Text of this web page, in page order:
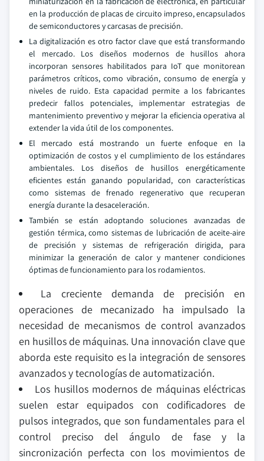
en la producción de placas de circuito impreso, encapsulados
de semiconductores y carcasas de precisión.
La digitalización es otro factor clave que está transformando
el mercado. Los diseños modernos de husillos ahora
incorporan sensores habilitados para IoT que monitorean
parámetros críticos, como vibración, consumo de energía y
niveles de ruido. Esta capacidad permite a los fabricantes
predecir fallos potenciales, implementar estrategias de
mantenimiento preventivo y mejorar la eficiencia operativa al
extender la vida útil de los componentes.
El mercado está mostrando un fuerte enfoque en la
optimización de costos y el cumplimiento de los estándares
ambientales. Los diseños de husillos energéticamente
eficientes están ganando popularidad, con características
como sistemas de frenado regenerativo que recuperan
energía durante la desaceleración.
También se están adoptando soluciones avanzadas de
gestión térmica, como sistemas de lubricación de aceite-aire
de precisión y sistemas de refrigeración dirigida, para
minimizar la generación de calor y mantener condiciones
óptimas de funcionamiento para los rodamientos.
La creciente demanda de precisión en
operaciones de mecanizado ha impulsado la
necesidad de mecanismos de control avanzados
en husillos de máquinas. Una innovación clave que
aborda este requisito es la integración de sensores
avanzados y tecnologías de automatización.
Los husillos modernos de máquinas eléctricas
suelen estar equipados con codificadores de
pulsos integrados, que son fundamentales para el
control preciso del ángulo de fase y la
sincronización perfecta con los movimientos de